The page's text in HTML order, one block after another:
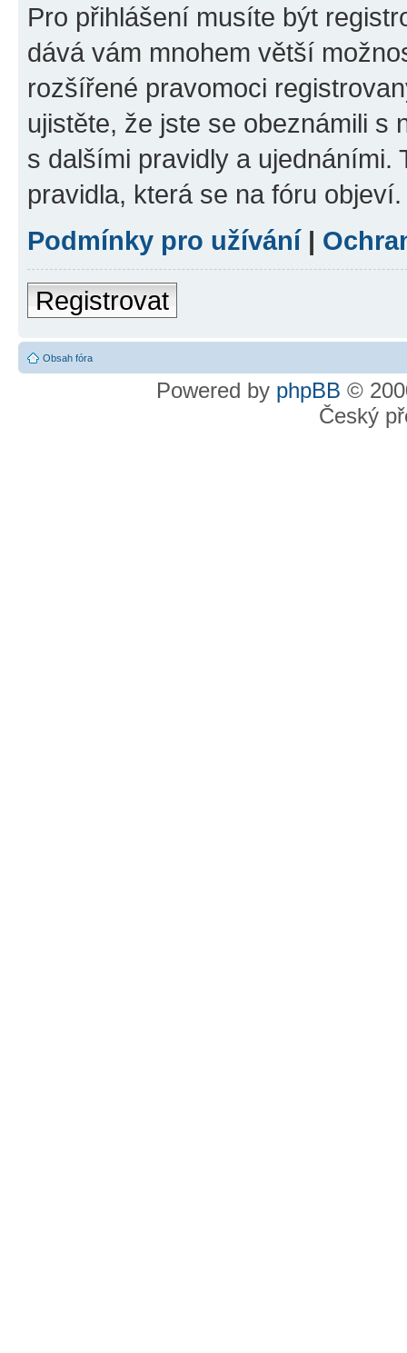
Pro přihlášení musíte být
dává vám mnohem větší
rozšířené pravomoci
ujistěte, že jste se obeznámili s
s dalšími pravidly a ujednáními.
pravidla, která se na fóru objeví.
Podmínky pro užívání|
Registrovat
Obsah fóra
Powered by phpBB ©
Český